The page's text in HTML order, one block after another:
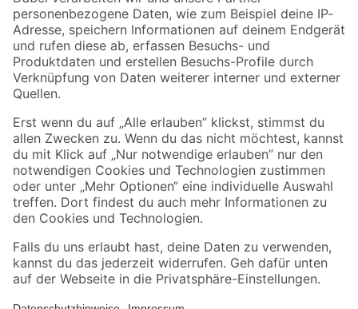
Zahlungsarten Versandarten
Sicher einkaufen
Jetzt die toom-App herunterladen
Alle Preisangaben in EUR inkl. gesetzl. MwSt.. Die dargestellten Angebote sind unter
Umständen nicht in allen Märkten verfügbar. Die angegebenen Verfügbarkeiten beziehen
Produkte nur solange der Vorrat reicht.